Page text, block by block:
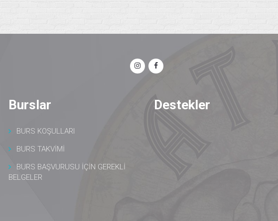
Burslar
BURS KOŞULLARI
BURS TAKVİMİ
BURS BAŞVURUSU İÇİN GEREKLİ
BELGELER
Destekler